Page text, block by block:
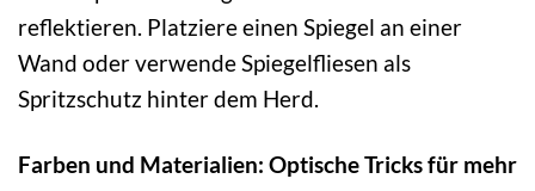
reflektieren. Platziere einen Spiegel an einer
Wand oder verwende Spiegelfliesen als
Spritzschutz hinter dem Herd.
Farben und Materialien: Optische Tricks für mehr